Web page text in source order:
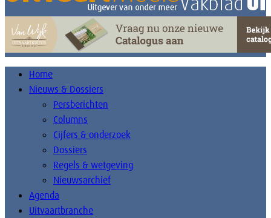
Home
Nieuws & Dossiers
Persberichten
Columns
Cijfers & onderzoek
Dossiers
Regels & wetgeving
Nieuwsarchief
Agenda
Uitvaartbranche